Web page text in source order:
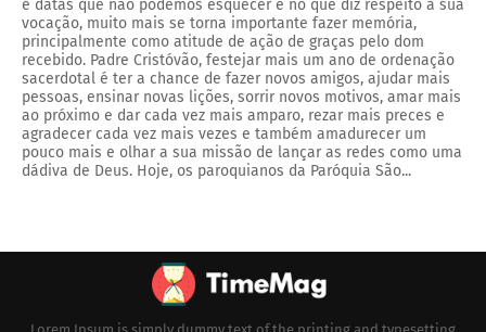
e datas que não podemos esquecer e no que diz respeito a sua
vocação, muito mais se torna importante fazer memória,
principalmente como atitude de ação de graças pelo dom
recebido. Padre Cristóvão, festejar mais um ano de ordenação
sacerdotal é ter a chance de fazer novos amigos, ajudar mais
pessoas, ensinar novas lições, sorrir novos motivos, amar mais
ao próximo e dar cada vez mais amparo, rezar mais preces e
agradecer cada vez mais vezes e também amadurecer um
pouco mais e olhar a sua missão de lançar as redes como uma
dádiva de Deus. Hoje, os paroquianos da Paróquia São...